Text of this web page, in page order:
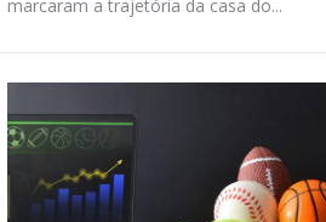
marcaram a trajetória da casa do...